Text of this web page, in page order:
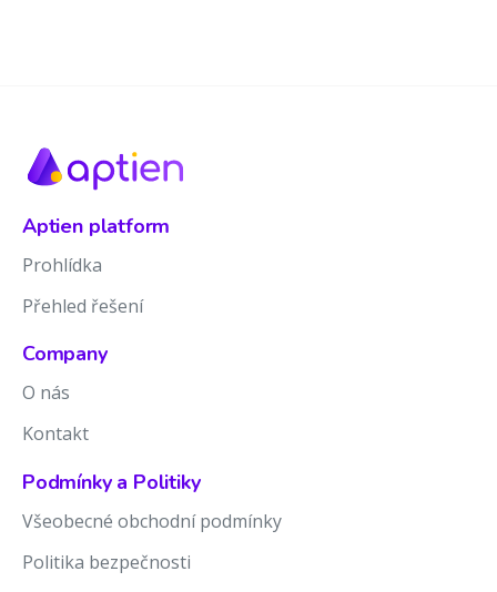
Aptien platform
Prohlídka
Přehled řešení
Company
O nás
Kontakt
Podmínky a Politiky
Všeobecné obchodní podmínky
Politika bezpečnosti